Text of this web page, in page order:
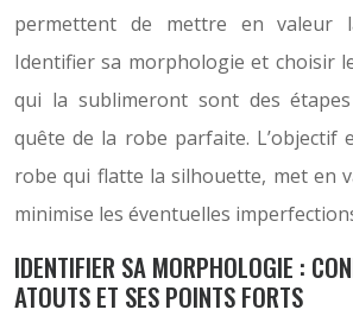
permettent de mettre en valeur
Identifier sa morphologie et choisir
qui la sublimeront sont des
quête de la robe parfaite. L’objectif
robe qui flatte la silhouette, met en
minimise les éventuelles
IDENTIFIER SA MORPHOLOGIE :
ATOUTS ET SES POINTS FORTS